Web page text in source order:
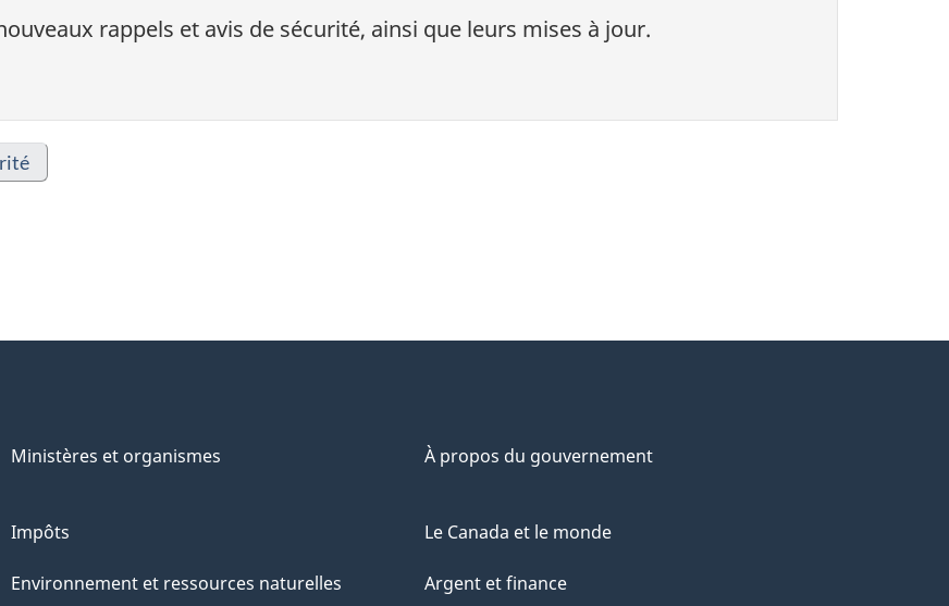
rappels et avis de sécurité, ainsi que leurs mises à jour.
Ministères et organismes À propos du gouvernement
Impôts
Environnement et ressources naturelles
Le Canada et le monde
Argent et finance